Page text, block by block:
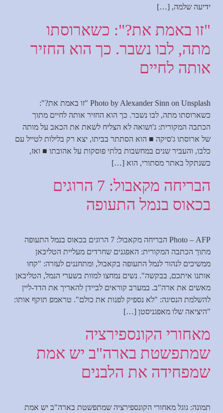
ידיעה שלמה, […]
"זו באמת את?": כשארוסתו
מתה, לבו נשבר. כך הוא החזיר
אותה לחיים
Photo by Alexander Sinn on Unsplash "זו באמת את?":
כשארוסתו מתה, לבו נשבר. כך הוא החזיר אותה לחיים מתוך
הכתבה המקורית: ג'ושואה לא הצליח לשאת את הכאב על מותה
של ארוסתו ג'סיקה ■ הוא הסתתר בביתו, יצא רק בלילות לטייל עם
כלבו, והעביר שנים במחשבות בלתי פוסקות על אהובתו ■ ואז,
כשנתקל באתר מסתורי, הוא […]
הבריחה מקאבול: 7 הרוגים
בכאוס בנמל התעופה
Photo – AFP הבריחה מקאבול: 7 הרוגים בכאוס בנמל התעופה
מתוך הכתבה המקורית: האפגנים שחרדים מעליית הטליבאן
ממשיכים לנהור לנמל התעופה בקאבול, ומתחננים לעזרה: "קחו
אותנו איתכם, בבקשה". נשים נמחצו למוות בשערי הנמל, הטליבאן
מאשים את ארה"ב. במערב קוראים לביידן להאריך את הדד-ליין
להשלמת הנסיגה: "לא נספיק לפנות את כולם". טראמפ תוקף אותו:
"היציאה שלו מאפגניסטן […]
מאחורי הקונספירציה
שמתפשטת בארה"ב יש אמת
שמפחידה את הלבנים
תמונה: גוגל מאחורי הקונספירציה שמתפשטת בארה"ב יש אמת